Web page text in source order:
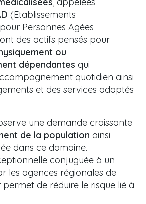
(Etablissements
Personnes Agées
des actifs pensés pour
ou
dépendantes qui
quotidien ainsi
et des services adaptés
une demande croissante
de la population ainsi
dans ce domaine.
conjuguée à un
les agences régionales de
de réduire le risque lié à